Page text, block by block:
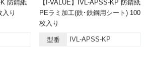
K 防錆紙
入り
【I-VALUE】IVL-APSS-KP 防錆紙
PEラミ加工(鉄･鉄鋼用シート) 100
枚入り
型番 IVL-APSS-KP